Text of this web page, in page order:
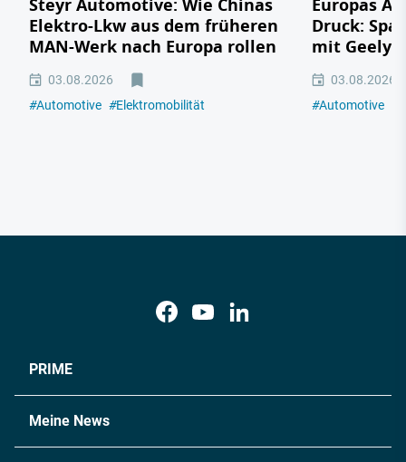
Steyr Automotive: Wie Chinas
Elektro-Lkw aus dem früheren
MAN-Werk nach Europa rollen
03.08.2026
#Automotive #Elektromobilität
Europas
Druck:
mit Geely,
03.08.2026
#Automotive
PRIME
Meine News